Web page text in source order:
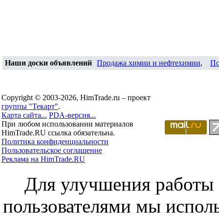
Наши доски объявлений Продажа химии и нефтехимии,
Copyright © 2003-2026, HimTrade.ru – проект
группы "Текарт".
Карта сайта... PDA-версия...
При любом использовании материалов
HimTrade.RU ссылка обязательна.
Политика конфиденциальности
Пользовательское соглашение
Реклама на HimTrade.RU
Для улучшения работы
пользователями мы